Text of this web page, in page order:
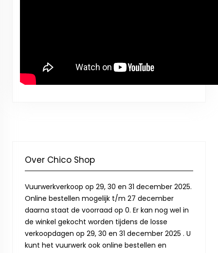
Over Chico Shop
Vuurwerkverkoop op 29, 30 en 31 december 2025.
Online bestellen mogelijk t/m 27 december
daarna staat de voorraad op 0. Er kan nog wel in
de winkel gekocht worden tijdens de losse
verkoopdagen op 29, 30 en 31 december 2025 . U
kunt het vuurwerk ook online bestellen en